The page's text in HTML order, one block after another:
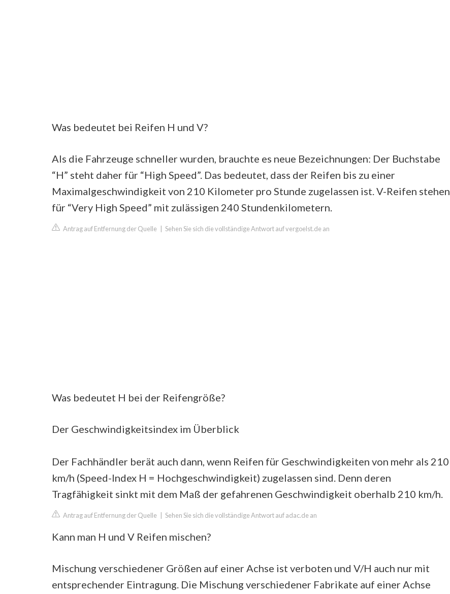
Was bedeutet bei Reifen H und V?
Als die Fahrzeuge schneller wurden, brauchte es neue Bezeichnungen: Der Buchstabe
“H” steht daher für “High Speed”. Das bedeutet, dass der Reifen bis zu einer
Maximalgeschwindigkeit von 210 Kilometer pro Stunde zugelassen ist. V-Reifen stehen
für “Very High Speed” mit zulässigen 240 Stundenkilometern.
Antrag auf Entfernung der Quelle Sehen Sie sich die vollständige Antwort auf vergoelst.de an
Was bedeutet H bei der Reifengröße?
Der Geschwindigkeitsindex im Überblick
Der Fachhändler berät auch dann, wenn Reifen für Geschwindigkeiten von mehr als 210
km/h (Speed-Index H = Hochgeschwindigkeit) zugelassen sind. Denn deren
Tragfähigkeit sinkt mit dem Maß der gefahrenen Geschwindigkeit oberhalb 210 km/h.
Antrag auf Entfernung der Quelle Sehen Sie sich die vollständige Antwort auf adac.de an
Kann man H und V Reifen mischen?
Mischung verschiedener Größen auf einer Achse ist verboten und V/H auch nur mit
entsprechender Eintragung. Die Mischung verschiedener Fabrikate auf einer Achse